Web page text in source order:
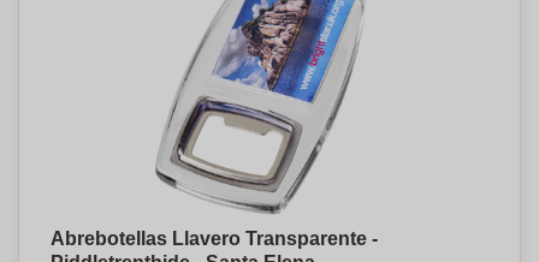
Abrebotellas Llavero Transparente -